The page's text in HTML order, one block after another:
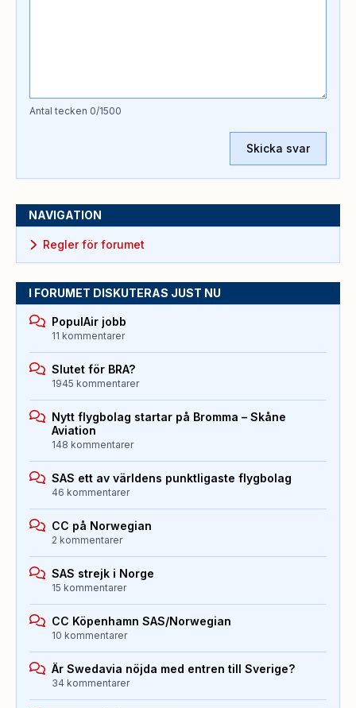
Antal tecken 0/1500
Skicka svar
NAVIGATION
Regler för forumet
I FORUMET DISKUTERAS JUST NU
PopulAir jobb
11 kommentarer
Slutet för BRA?
1945 kommentarer
Nytt flygbolag startar på Bromma – Skåne
Aviation
148 kommentarer
SAS ett av världens punktligaste flygbolag
46 kommentarer
CC på Norwegian
2 kommentarer
SAS strejk i Norge
15 kommentarer
CC Köpenhamn SAS/Norwegian
10 kommentarer
Är Swedavia nöjda med entren till Sverige?
34 kommentarer